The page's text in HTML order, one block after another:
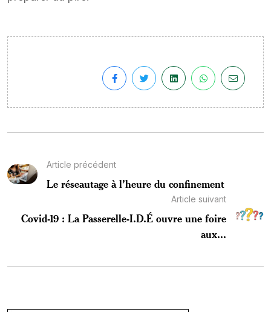
Article précédent
Le réseautage à l’heure du confinement
Article suivant
Covid-19 : La Passerelle-I.D.É ouvre une foire
aux...